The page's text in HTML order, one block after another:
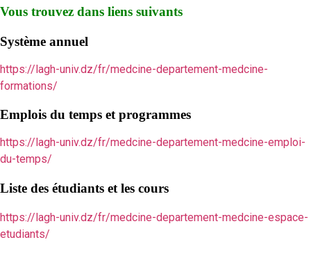
Vous trouvez dans liens suivants
Système annuel
https://lagh-univ.dz/fr/medcine-departement-medcine-
formations/
Emplois du temps et programmes
https://lagh-univ.dz/fr/medcine-departement-medcine-emploi-
du-temps/
Liste des étudiants et les cours
https://lagh-univ.dz/fr/medcine-departement-medcine-espace-
etudiants/